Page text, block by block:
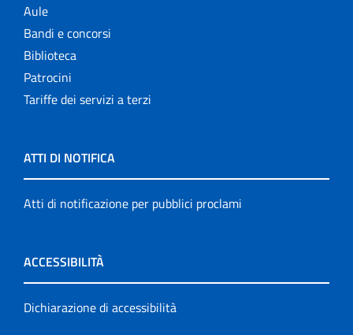
Aule
Bandi e concorsi
Biblioteca
Patrocini
Tariffe dei servizi a terzi
ATTI DI NOTIFICA
Atti di notificazione per pubblici proclami
ACCESSIBILITÀ
Dichiarazione di accessibilità